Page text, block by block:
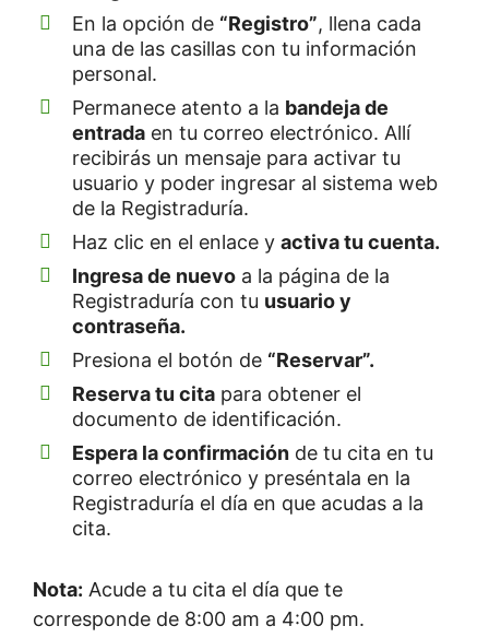
En la opción de “Registro”, llena cada
una de las casillas con tu información
personal.
Permanece atento a la bandeja de
entrada en tu correo electrónico. Allí
recibirás un mensaje para activar tu
usuario y poder ingresar al sistema web
de la Registraduría.
Haz clic en el enlace y activa tu cuenta.
Ingresa de nuevo a la página de la
Registraduría con tu usuario y
contraseña.
Presiona el botón de “Reservar”.
Reserva tu cita para obtener el
documento de identificación.
Espera la confirmación de tu cita en tu
correo electrónico y preséntala en la
Registraduría el día en que acudas a la
cita.
Nota: Acude a tu cita el día que te
corresponde de 8:00 am a 4:00 pm.